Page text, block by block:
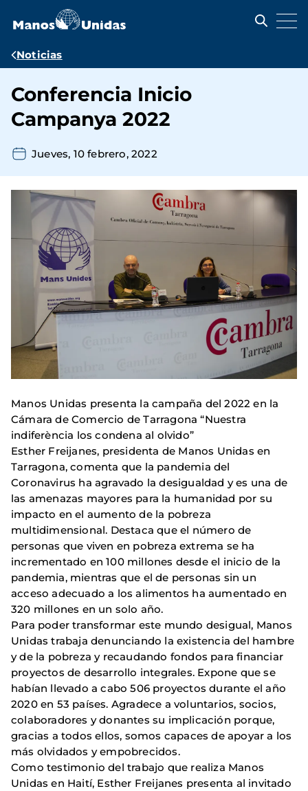
contenido
Ruta
navegación
Noticias
Conferencia Inicio
Campanya 2022
Jueves, 10 febrero, 2022
Manos Unidas presenta la campaña del 2022 en la
Cámara de Comercio de Tarragona “Nuestra
indiferència los condena al olvido”
Esther Freijanes, presidenta de Manos Unidas en
Tarragona, comenta que la pandemia del
Coronavirus ha agravado la desigualdad y es una de
las amenazas mayores para la humanidad por su
impacto en el aumento de la pobreza
multidimensional. Destaca que el número de
personas que viven en pobreza extrema se ha
incrementado en 100 millones desde el inicio de la
pandemia, mientras que el de personas sin un
acceso adecuado a los alimentos ha aumentado en
320 millones en un solo año.
Para poder transformar este mundo desigual, Manos
Unidas trabaja denunciando la existencia del hambre
y de la pobreza y recaudando fondos para financiar
proyectos de desarrollo integrales. Expone que se
habían llevado a cabo 506 proyectos durante el año
2020 en 53 países. Agradece a voluntarios, socios,
colaboradores y donantes su implicación porque,
gracias a todos ellos, somos capaces de apoyar a los
más olvidados y empobrecidos.
Como testimonio del trabajo que realiza Manos
Unidas en Haití, Esther Freijanes presenta al invitado